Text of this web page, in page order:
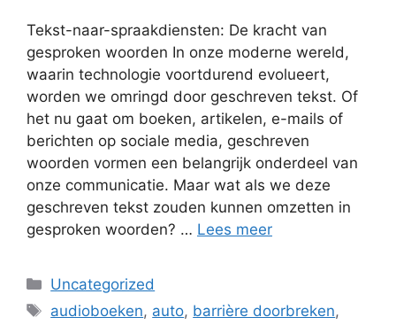
Tekst-naar-spraakdiensten: De kracht van
gesproken woorden In onze moderne wereld,
waarin technologie voortdurend evolueert,
worden we omringd door geschreven tekst. Of
het nu gaat om boeken, artikelen, e-mails of
berichten op sociale media, geschreven
woorden vormen een belangrijk onderdeel van
onze communicatie. Maar wat als we deze
geschreven tekst zouden kunnen omzetten in
gesproken woorden? … Lees meer
Categorieën
Uncategorized
Tags
audioboeken, auto, barrière doorbreken,